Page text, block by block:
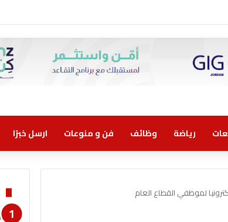
رياضة وظائف فن و منوعات ارسل خبرًا
لموظفي القطاع العام